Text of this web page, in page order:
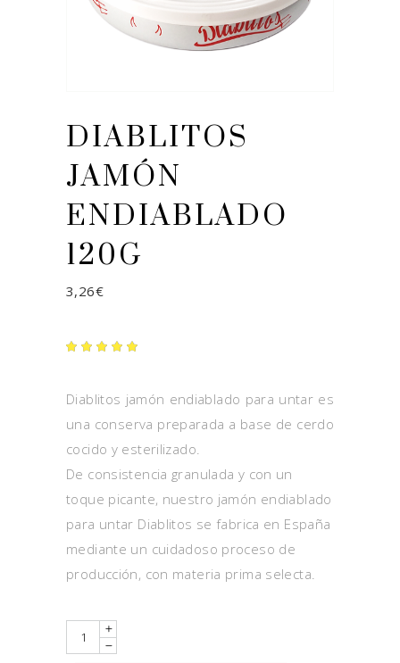
DIABLITOS
JAMÓN
ENDIABLADO
120G
3,26€
en
puntuación
de
cliente
Diablitos jamón endiablado para untar es
una conserva preparada a base de cerdo
cocido y esterilizado.
De consistencia granulada y con un
toque picante, nuestro jamón endiablado
para untar Diablitos se fabrica en España
mediante un cuidadoso proceso de
producción, con materia prima selecta.
Quantity